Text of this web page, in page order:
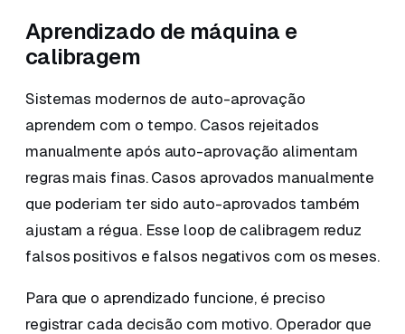
Aprendizado de máquina e
calibragem
Sistemas modernos de auto-aprovação
aprendem com o tempo. Casos rejeitados
manualmente após auto-aprovação alimentam
regras mais finas. Casos aprovados manualmente
que poderiam ter sido auto-aprovados também
ajustam a régua. Esse loop de calibragem reduz
falsos positivos e falsos negativos com os meses.
Para que o aprendizado funcione, é preciso
registrar cada decisão com motivo. Operador que